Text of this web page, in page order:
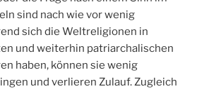
sind nach wie vor wenig
sich die Weltreligionen in
und weiterhin patriarchalischen
haben, können sie wenig
und verlieren Zulauf. Zugleich